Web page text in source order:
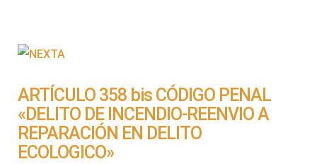
ARTÍCULO 358 bis CÓDIGO PENAL
«DELITO DE INCENDIO-REENVIO A
REPARACIÓN EN DELITO
ECOLOGICO»